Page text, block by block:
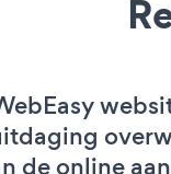
de online